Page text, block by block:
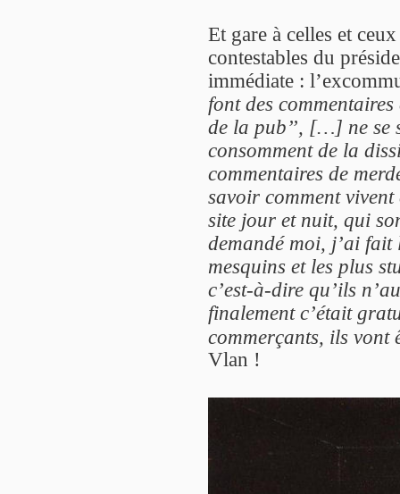
Et gare à celles et
contestables du
immédiate :
font des commentaires
de la pub’’, […] ne se
consomment de la
commentaires de
savoir comment
site jour et nuit, qui
demandé moi, j’ai fait
mesquins et les plus
c’est-à-dire qu’ils
finalement c’était
commerçants, ils vont
Vlan !